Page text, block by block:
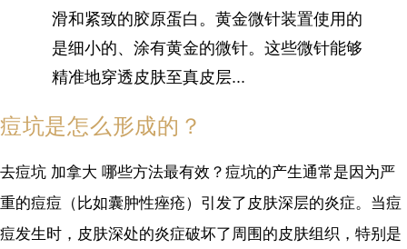
滑和紧致的胶原蛋白。黄金微针装置使用的
是细小的、涂有黄金的微针。这些微针能够
精准地穿透皮肤至真皮层...
痘坑是怎么形成的？
去痘坑 加拿大 哪些方法最有效？痘坑的产生通常是因为严
重的痘痘（比如囊肿性痤疮）引发了皮肤深层的炎症。当痘
痘发生时，皮肤深处的炎症破坏了周围的皮肤组织，特别是